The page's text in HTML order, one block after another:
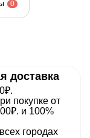
0
доставка
покупке от
и 100%
городах